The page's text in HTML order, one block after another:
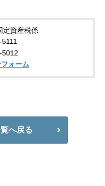
定資産税係
5012
ォーム
へ戻る